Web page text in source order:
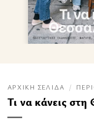
ΑΡΧΙΚΉ ΣΕΛΊΔΑ /
Τι να κάνεις